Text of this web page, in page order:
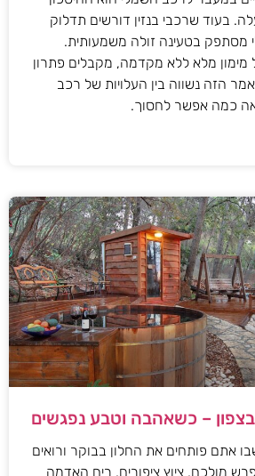
בעוד שרכבי בנזין דורשים תדלוק
מסתפק בטעינה זולה משמעותית.
מימון מלא ללא מקדמה, מקבלים פתרון
הזה נשווה בין העלויות של רכב
כמה אפשר לחסוך.
בצפון – כשאהבה וטבע נפגשים
אתם פותחים את החלון בבוקר ורואים
מולכם, ציוץ ציפורים, ריח האדמה